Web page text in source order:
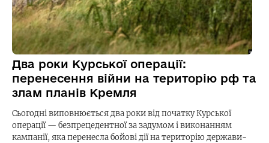
Два роки Курської операції:
перенесення війни на територію рф та
злам планів Кремля
Сьогодні виповнюється два роки від початку Курської
операції — безпрецедентної за задумом і виконанням
кампанії, яка перенесла бойові дії на територію держави-